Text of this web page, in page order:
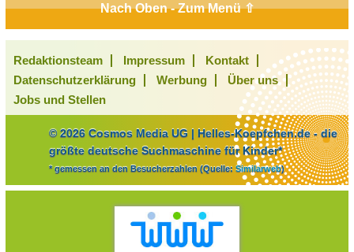
Nach Oben - Zum Menü ⇧
Redaktionsteam Impressum
Kontakt
Datenschutzerklärung
Werbung
Über uns
Jobs und Stellen
© 2026 Cosmos Media UG | Helles-Koepfchen.de - die
größte deutsche Suchmaschine für Kinder*
* gemessen an den Besucherzahlen (Quelle: Similarweb)